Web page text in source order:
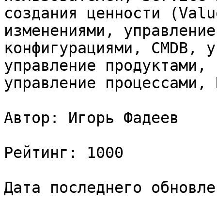
создания ценности
изменениями,
конфигурациями, CMDB,
управление
управление процессами,
Автор: Игорь Фадеев
Рейтинг: 1000
Дата последнего